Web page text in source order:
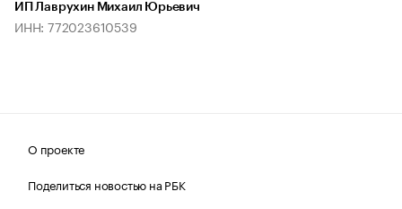
ИП Лаврухин Михаил Юрьевич
ИНН: 772023610539
О проекте
Поделиться новостью на РБК